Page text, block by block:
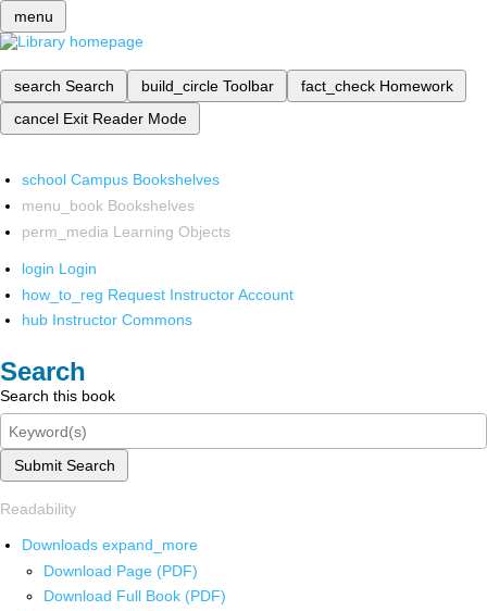
menu
search Search build_circle Toolbar fact_check Homework
cancel Exit Reader Mode
school Campus Bookshelves
menu_book Bookshelves
perm_media Learning Objects
login Login
how_to_reg Request Instructor Account
hub Instructor Commons
Search
Search this book
Submit Search
Readability
Downloads expand_more
Download Page (PDF)
Download Full Book (PDF)